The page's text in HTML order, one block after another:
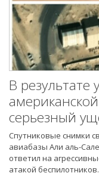
В результате
серьезный
Спутниковые снимки
авиабазы Али аль-
ответил на
атакой беспилотников.